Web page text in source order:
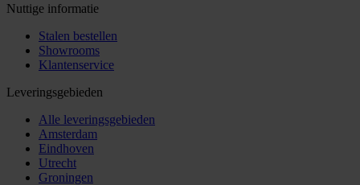
Nuttige informatie
Stalen bestellen
Showrooms
Klantenservice
Leveringsgebieden
Alle leveringsgebieden
Amsterdam
Eindhoven
Utrecht
Groningen